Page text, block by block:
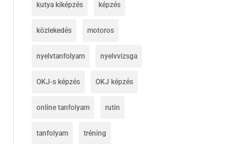
kutya kiképzés képzés
közlekedés motoros
nyelvtanfolyam nyelvvizsga
OKJ-s képzés OKJ képzés
online tanfolyam rutin
tanfolyam tréning